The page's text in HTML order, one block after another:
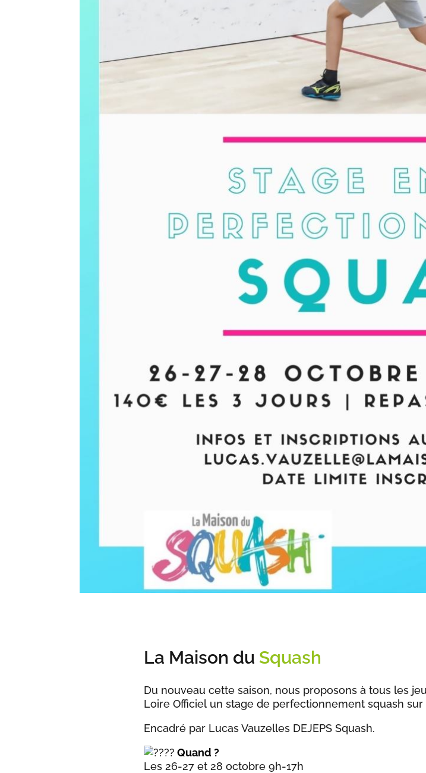
La Maison du Squash
Du nouveau cette saison, nous proposons à tous les
Loire Officiel un stage de perfectionnement squash
Encadré par Lucas Vauzelles DEJEPS Squash.
Quand ?
Les 26-27 et 28 octobre 9h-17h